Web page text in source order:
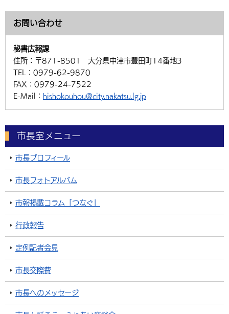
お問い合わせ
秘書広報課
住所： 〒871-8501 大分県中津市豊田町14番地3
TEL： 0979-62-9870
FAX： 0979-24-7522
E-Mail： hishokouhou@city.nakatsu.lg.jp
市長室メニュー
市長プロフィール
市長フォトアルバム
市報掲載コラム「つなぐ」
行政報告
定例記者会見
市長交際費
市長へのメッセージ